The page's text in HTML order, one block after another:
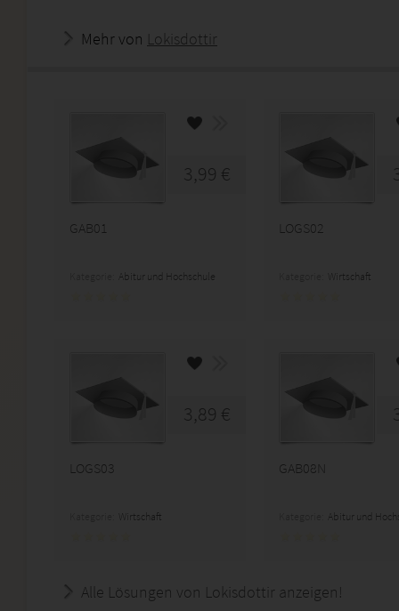
Mehr von Lokisdottir
3,99 €
GAB01
Abitur und Hochschule
LOGS02
Wirtschaft
3,89 €
LOGS03
Wirtschaft
GAB08N
Abitur und
Alle Lösungen von Lokisdottir anzeigen!